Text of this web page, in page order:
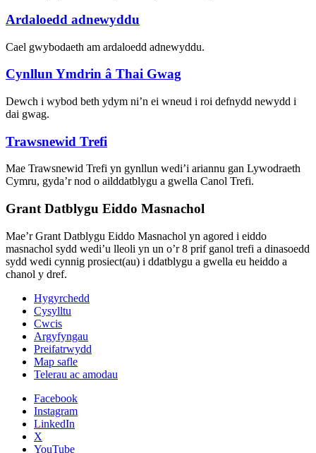
Ardaloedd adnewyddu
Cael gwybodaeth am ardaloedd adnewyddu.
Cynllun Ymdrin â Thai Gwag
Dewch i wybod beth ydym ni’n ei wneud i roi defnydd newydd i
dai gwag.
Trawsnewid Trefi
Mae Trawsnewid Trefi yn gynllun wedi’i ariannu gan Lywodraeth
Cymru, gyda’r nod o ailddatblygu a gwella Canol Trefi.
Grant Datblygu Eiddo Masnachol
Mae’r Grant Datblygu Eiddo Masnachol yn agored i eiddo
masnachol sydd wedi’u lleoli yn un o’r 8 prif ganol trefi a dinasoedd
sydd wedi cynnig prosiect(au) i ddatblygu a gwella eu heiddo a
chanol y dref.
Hygyrchedd
Cysylltu
Cwcis
Argyfyngau
Preifatrwydd
Map safle
Telerau ac amodau
Facebook
Instagram
LinkedIn
X
YouTube